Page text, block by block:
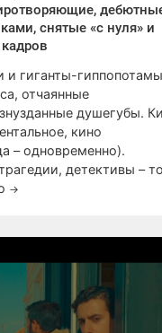
снятые «с нуля» и
и гиганты-гиппопотамы
отчаянные
душегубы.
кино
– одновременно).
детективы –
→